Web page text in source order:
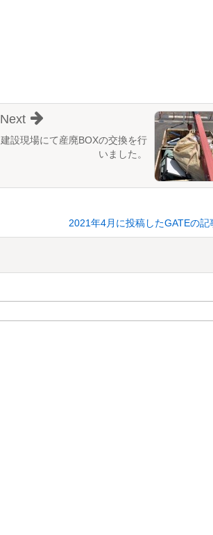
建設現場にて産廃BOXの交換を行
いました。
Next
2021年4月に投稿したGATEの記